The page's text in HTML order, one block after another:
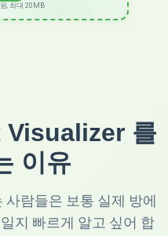
, 최대 20MB
를
이유
람들은 보통 실제 방에
지 빠르게 알고 싶어 합